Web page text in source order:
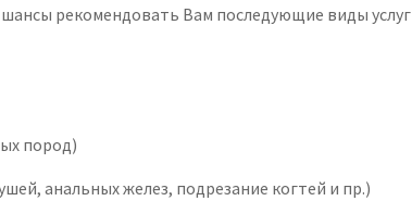
рекомендовать Вам последующие виды услуг
пород)
анальных желез, подрезание когтей и пр.)